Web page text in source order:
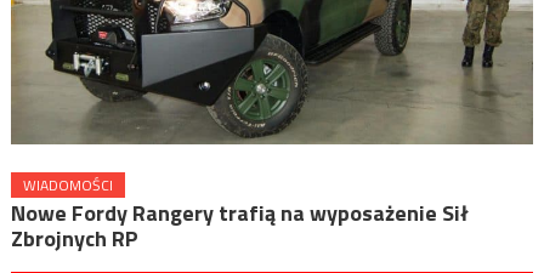
WIADOMOŚCI
Nowe Fordy Rangery trafią na wyposażenie Sił
Zbrojnych RP